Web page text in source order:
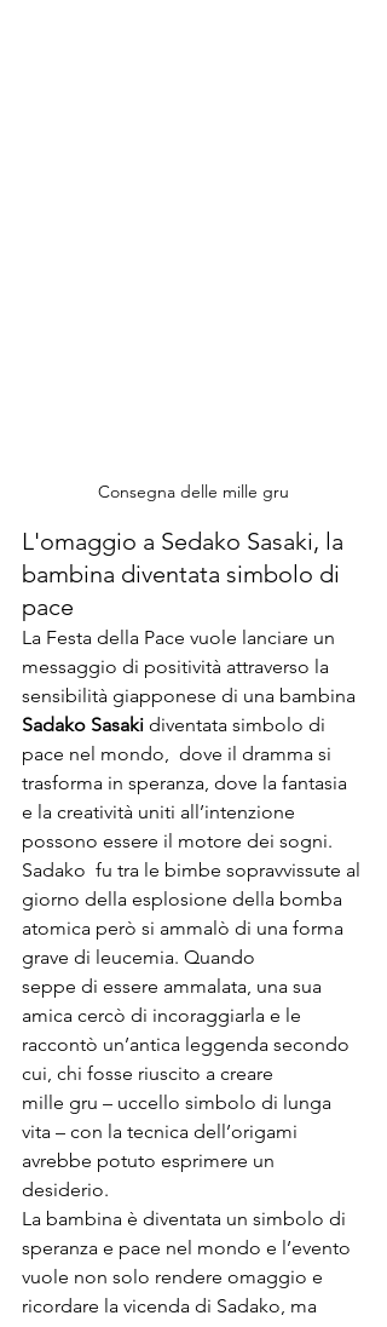
Consegna delle mille gru
L'omaggio a Sedako Sasaki, la
bambina diventata simbolo di
pace
La Festa della Pace vuole lanciare un
messaggio di positività attraverso la
sensibilità giapponese di una bambina
Sadako Sasaki diventata simbolo di
pace nel mondo,  dove il dramma si
trasforma in speranza, dove la fantasia
e la creatività uniti all’intenzione
possono essere il motore dei sogni.
Sadako  fu tra le bimbe sopravvissute al
giorno della esplosione della bomba
atomica però si ammalò di una forma
grave di leucemia. Quando
seppe di essere ammalata, una sua
amica cercò di incoraggiarla e le
raccontò un’antica leggenda secondo
cui, chi fosse riuscito a creare
mille gru – uccello simbolo di lunga
vita – con la tecnica dell’origami
avrebbe potuto esprimere un
desiderio.
La bambina è diventata un simbolo di
speranza e pace nel mondo e l’evento
vuole non solo rendere omaggio e
ricordare la vicenda di Sadako, ma